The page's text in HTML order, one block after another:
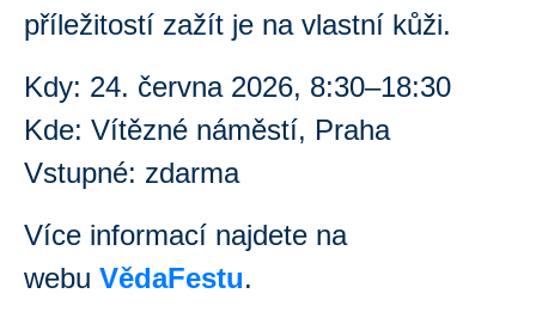
příležitostí zažít je na vlastní kůži.
Kdy: 24. června 2026, 8:30–18:30
Kde: Vítězné náměstí, Praha
Vstupné: zdarma
Více informací najdete na
webu VědaFestu.